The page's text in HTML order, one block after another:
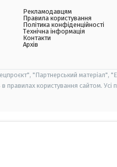
Рекламодавцям
Правила користування
Політика конфіденційності
Технічна інформація
Контакти
Архів
"Партнерський матеріал",
користування сайтом. Усі